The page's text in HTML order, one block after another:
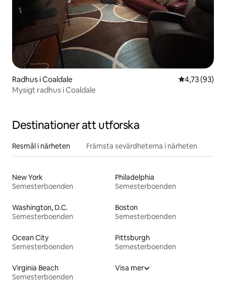
Radhus i Coaldale 4,73 av 5 i
4,73 (93)
Mysigt radhus i Coaldale
Destinationer att utforska
Resmål i närheten Främsta sevärdheterna i närheten
New York
Semesterboenden
Philadelphia
Semesterboenden
Washington, D.C.
Semesterboenden
Boston
Semesterboenden
Ocean City
Semesterboenden
Pittsburgh
Semesterboenden
Virginia Beach
Semesterboenden
Visa mer